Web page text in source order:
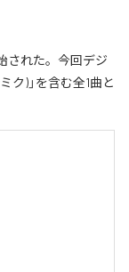
された。今回デジ
ク)」を含む全1曲と